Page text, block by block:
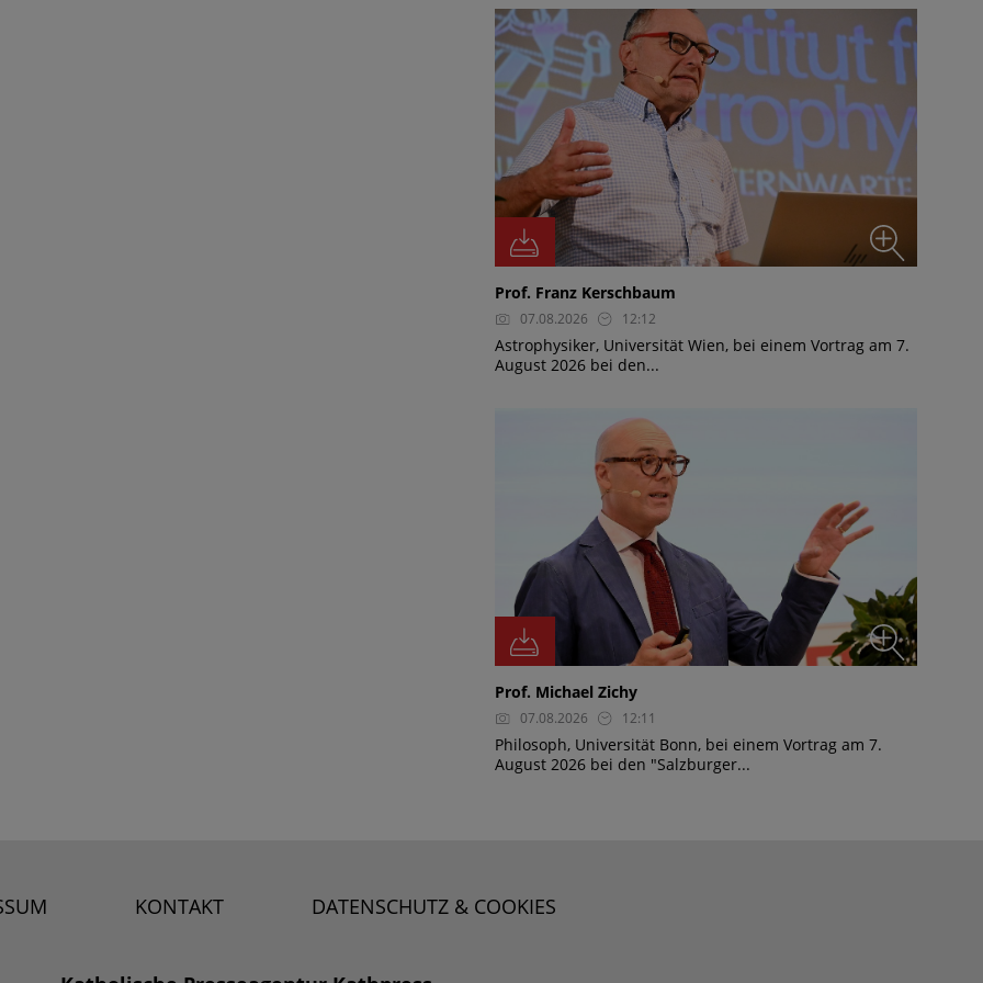
Prof. Franz Kerschbaum
07.08.2026 12:12
Astrophysiker, Universität Wien, bei einem Vortrag am 7.
August 2026 bei den...
Prof. Michael Zichy
07.08.2026 12:11
Philosoph, Universität Bonn, bei einem Vortrag am 7.
August 2026 bei den "Salzburger...
KONTAKT DATENSCHUTZ & COOKIES